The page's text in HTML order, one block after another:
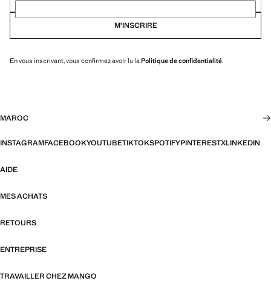
M’INSCRIRE
En vous inscrivant, vous confirmez avoir lu laPolitique de confidentialité.
MAROC
INSTAGRAMFACEBOOKYOUTUBETIKTOKSPOTIFYPINTERESTXLINKEDIN
AIDE
MES ACHATS
RETOURS
ENTREPRISE
TRAVAILLER CHEZ MANGO